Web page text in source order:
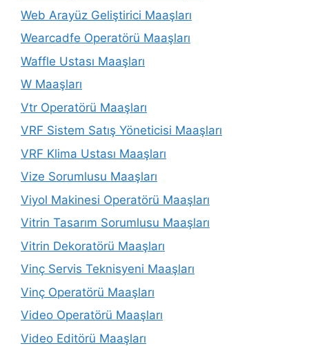
Web Arayüz Geliştirici Maaşları
Wearcadfe Operatörü Maaşları
Waffle Ustası Maaşları
W Maaşları
Vtr Operatörü Maaşları
VRF Sistem Satış Yöneticisi Maaşları
VRF Klima Ustası Maaşları
Vize Sorumlusu Maaşları
Viyol Makinesi Operatörü Maaşları
Vitrin Tasarım Sorumlusu Maaşları
Vitrin Dekoratörü Maaşları
Vinç Servis Teknisyeni Maaşları
Vinç Operatörü Maaşları
Video Operatörü Maaşları
Video Editörü Maaşları